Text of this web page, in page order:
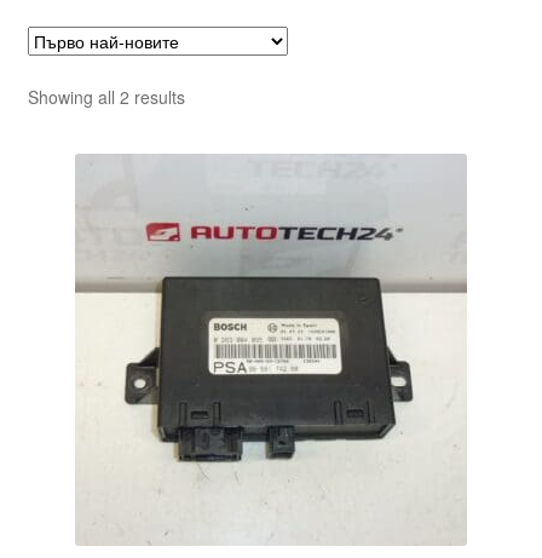
Showing all 2 resultsSorted
latest